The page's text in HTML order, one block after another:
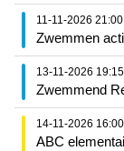
11-11-2026 21:00
Zwemmen
13-11-2026 19:15
Zwemmend
14-11-2026 16:00
ABC